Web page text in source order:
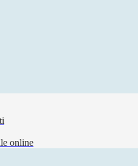
online